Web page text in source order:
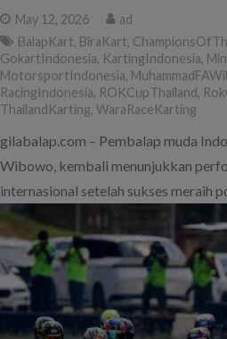
May 12, 2026
ad
BalapKart, BiraKart,
GokartIndonesia, KartingIndonesia,
MotorsportIndonesia,
RacingIndonesia, ROKCupThailand,
ThailandKarting, WaraRaceKarting
gilabalap.com – Pembalap muda
Wibowo, kembali menunjukkan
internasional setelah sukses meraih